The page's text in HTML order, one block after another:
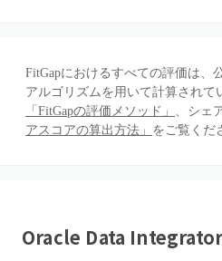
FitGapにおけるすべての評価は、
アルゴリズムを用いて計算されて
「FitGapの評価メソッド」 、シェ
アスコアの算出方法」 をご覧くだ
Oracle Data